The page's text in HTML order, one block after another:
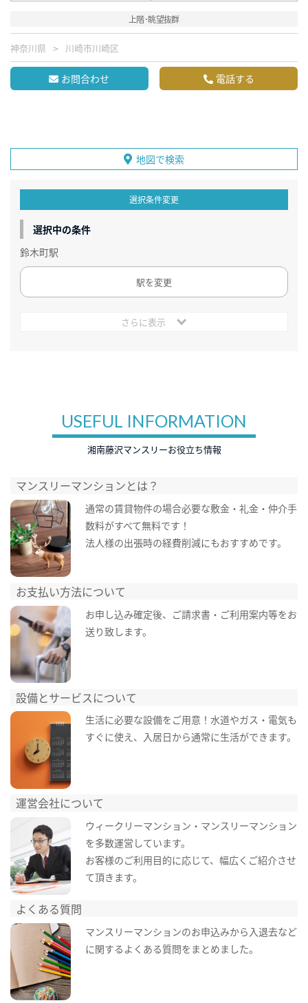
上階･眺望抜群
神奈川県 川崎市川崎区
お問合わせ 電話する
地図で検索
選択条件変更
選択中の条件
鈴木町駅
駅を変更
さらに表示
USEFUL INFORMATION
湘南藤沢マンスリーお役立ち情報
マンスリーマンションとは？
通常の賃貸物件の場合必要な敷金・礼金・仲介手
数料がすべて無料です！
法人様の出張時の経費削減にもおすすめです。
お支払い方法について
お申し込み確定後、ご請求書・ご利用案内等をお
送り致します。
設備とサービスについて
生活に必要な設備をご用意！水道やガス・電気も
すぐに使え、入居日から通常に生活ができます。
運営会社について
ウィークリーマンション・マンスリーマンション
を多数運営しています。
お客様のご利用目的に応じて、幅広くご紹介させ
て頂きます。
よくある質問
マンスリーマンションのお申込みから入退去など
に関するよくある質問をまとめました。